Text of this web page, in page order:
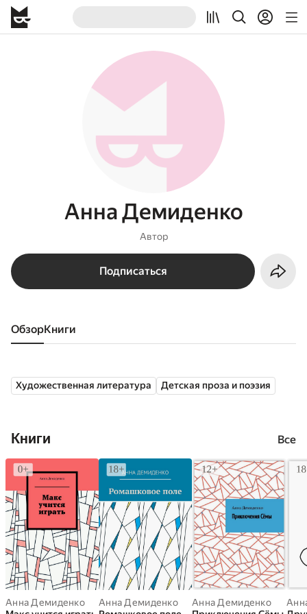
Анна Демиденко
Автор
Подписаться
Обзор книги
Художественная литература Детская проза и поэзия
Книги Все
Анна Демиденко
Анна Демиденко
Анна Демиденко